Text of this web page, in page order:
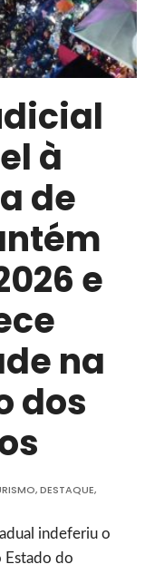
à
de
e
na
dos
,DESTAQUE,
indeferiu o
do